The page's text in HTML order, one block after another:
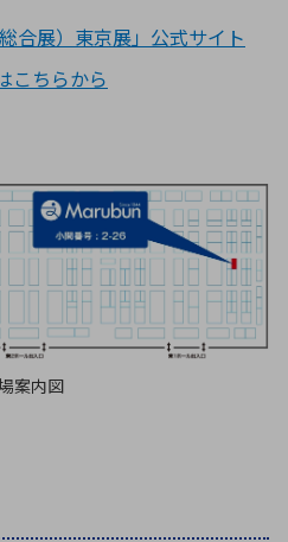
合展）東京展」公式サイト
こちらから
案内図